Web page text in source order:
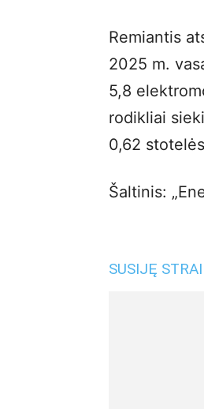
Remiantis
2025 m.
5,8
rodikliai
0,62
Šaltinis:
SUSIJĘ